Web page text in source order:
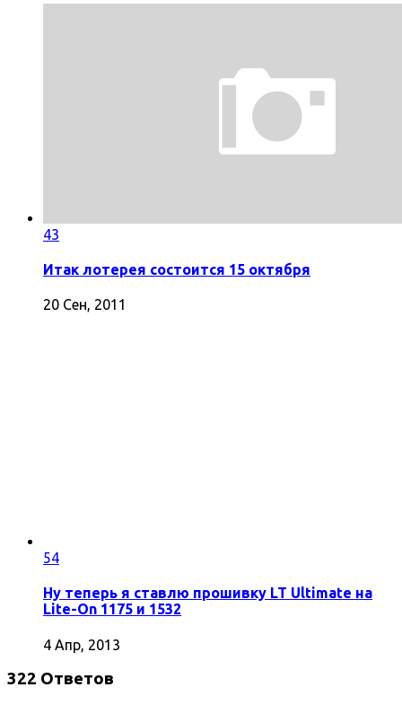
43
Итак лотерея состоится 15 октября
20 Сен, 2011
54
Ну теперь я ставлю прошивку LT Ultimate на
Lite-On 1175 и 1532
4 Апр, 2013
322 Ответов